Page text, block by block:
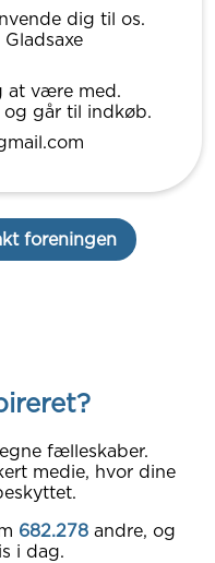
dig til os.
at være med.
og går til indkøb.
foreningen
fælleskaber.
medie, hvor dine
682.278 andre, og
i dag.